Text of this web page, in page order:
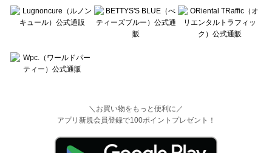
＼お買い物をもっと便利に／
アプリ新規会員登録で100ポイントプレゼント！